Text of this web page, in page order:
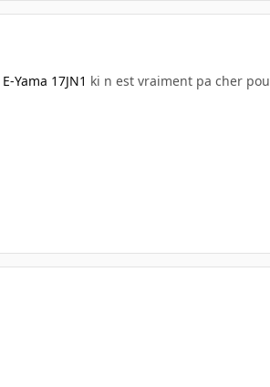
E-Yama 17JN1 ki n est vraiment pa cher